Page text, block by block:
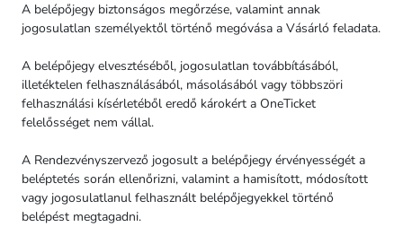
A belépőjegy biztonságos megőrzése, valamint annak
jogosulatlan személyektől történő megóvása a Vásárló feladata.
A belépőjegy elvesztéséből, jogosulatlan továbbításából,
illetéktelen felhasználásából, másolásából vagy többszöri
felhasználási kísérletéből eredő károkért a OneTicket
felelősséget nem vállal.
A Rendezvényszervező jogosult a belépőjegy érvényességét a
beléptetés során ellenőrizni, valamint a hamisított, módosított
vagy jogosulatlanul felhasznált belépőjegyekkel történő
belépést megtagadni.